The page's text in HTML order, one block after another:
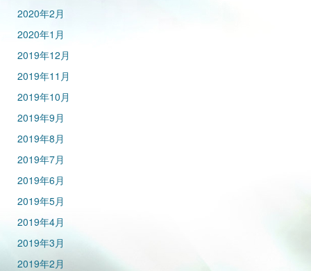
2020年2月
2020年1月
2019年12月
2019年11月
2019年10月
2019年9月
2019年8月
2019年7月
2019年6月
2019年5月
2019年4月
2019年3月
2019年2月